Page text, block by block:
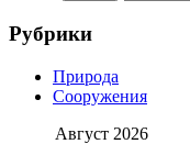
Рубрики
Природа
Сооружения
Август 2026